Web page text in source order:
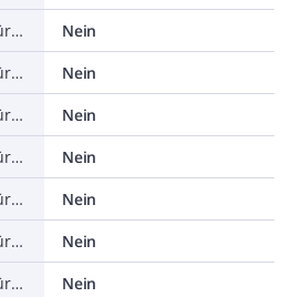
Unterstützt Protokoll für ASI
Nein
Unterstützt Protokoll für KNX
Nein
Unterstützt Protokoll für Modbus
Nein
Unterstützt Protokoll für Data-Highway
Nein
Unterstützt Protokoll für DeviceNet
Nein
Unterstützt Protokoll für SUCONET
Nein
Unterstützt Protokoll für LON
Nein